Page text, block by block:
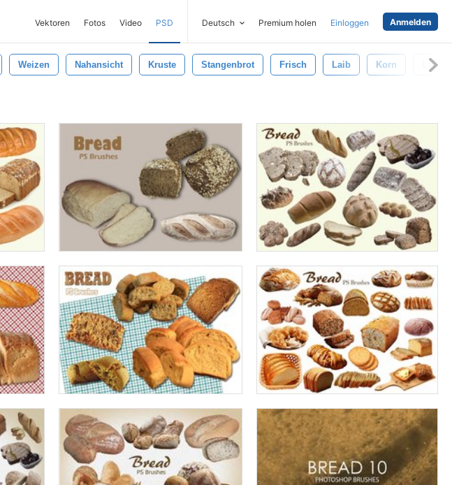
Vektoren Fotos Video PSD Deutsch Premium holen Einloggen Anmelden
Weizen Nahansicht Kruste Stangenbrot Frisch Laib Korn